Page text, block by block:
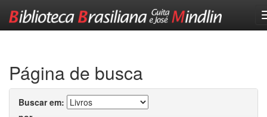
Página de busca
Buscar em: